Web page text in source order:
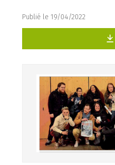
Publié le 19/04/2022